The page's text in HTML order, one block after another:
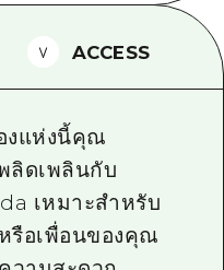
พ
ระหว่างเกิดภัยพิบัติ
ACCESS
งแห่งนี้คุณ
ลิดเพลินกับ
เหมาะสำหรับ
รือเพื่อนของคุณ